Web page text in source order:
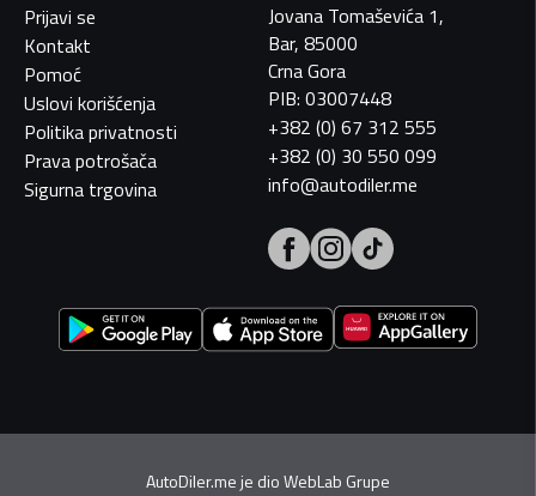
Prijavi se
Kontakt
Pomoć
Uslovi korišćenja
Politika privatnosti
Prava potrošača
Sigurna trgovina
Jovana Tomaševića 1,
Bar, 85000
Crna Gora
PIB: 03007448
+382 (0) 67 312 555
+382 (0) 30 550 099
info@autodiler.me
AutoDiler.me je dioWebLab Grupe